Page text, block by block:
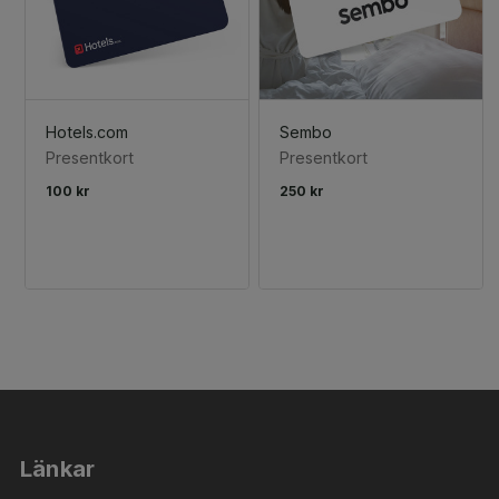
Hotels.com
Presentkort
100 kr
Sembo
Presentkort
250 kr
Länkar